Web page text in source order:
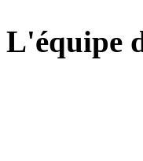
L'équipe